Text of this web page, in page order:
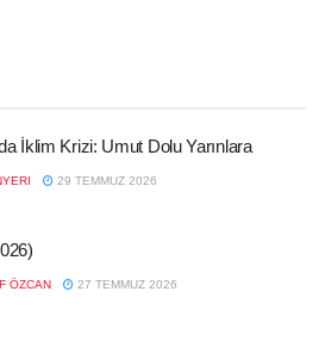
İklim Krizi: Umut Dolu Yarınlara
29 TEMMUZ 2026
ÖZCAN 27 TEMMUZ 2026